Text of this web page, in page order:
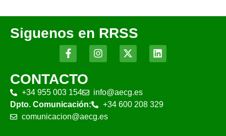
Siguenos en RRSS
CONTACTO
+34 955 003 154
info@aecg.es
Dpto. Comunicación:
+34 600 208 329
comunicacion@aecg.es